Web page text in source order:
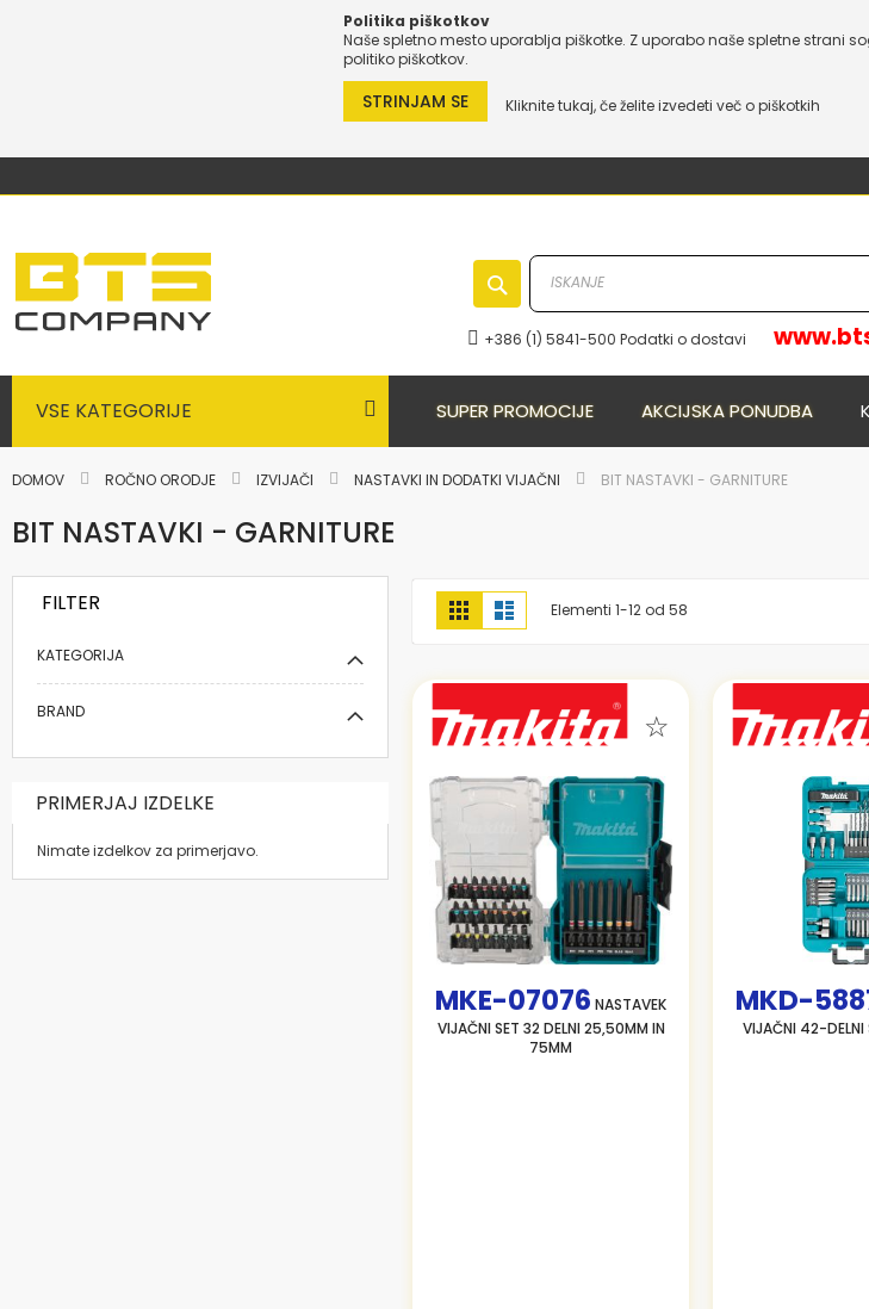
Politika piškotkov
Naše spletno mesto uporablja piškotke. Z uporabo naše spletne strani
politiko piškotkov.
Kliknite tukaj, če želite izvedeti več o piškotkih
STRINJAM SE
+386 (1) 5841-500 Podatki o dostavi
VSE KATEGORIJE
NOVO
SUPER PROMOCIJE
NOVO
AKCIJSKA PONUDBA
DOMOV ROČNO ORODJE IZVIJAČI NASTAVKI IN DODATKI VIJAČNI BIT NASTAVKI - GARNITURE
BIT NASTAVKI - GARNITURE
Prikaži
kot
MrežaSeznamElementi 1-12 od 58
MKE-07076 NASTAVEK
VIJAČNI SET 32 DELNI 25,50MM IN
75MM
MKD-
VIJAČNI 42-
FILTER
KATEGORIJA
BRAND
PRIMERJAJ IZDELKE
Nimate izdelkov za primerjavo.